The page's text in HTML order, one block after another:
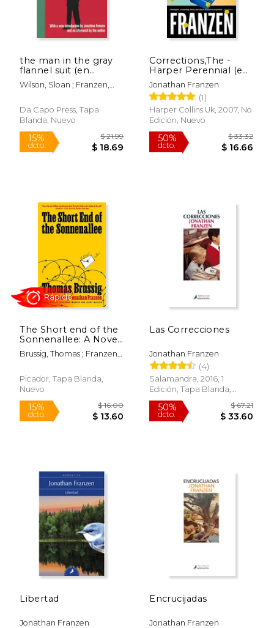
40%
dcto.
$ 31.57
$ 18.94 dcto.
Rápido
the man in the gray
flannel suit (en
Inglés)
Wilson, Sloan ; Franzen,
Da Capo Press, Tapa
Blanda, Nuevo
Corrections,The -
Harper Perennial (en
Inglés)
Jonathan Franzen
(1)
Harper Collins Uk, 2007, No
Edición, Nuevo
The Short end of the
Sonnenallee: A Novel
(en Inglés)
Brussig, Thomas ; Franzen,
Picador, Tapa Blanda,
Nuevo
Las Correcciones
Jonathan Franzen
(4)
Salamandra, 2016, 1
Edición, Tapa Blanda,
Usado
Libertad
Jonathan Franzen
Encrucijadas
Jonathan Franzen